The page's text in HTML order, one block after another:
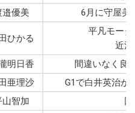
邉優美 6月に守屋美
ひかる
平凡モー
近
明日香
間違いなく良
亜理沙
G1で白井英治が
山智加